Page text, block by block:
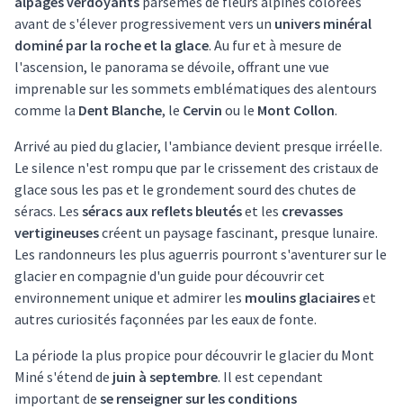
avant de s'élever progressivement vers un univers minéral
dominé par la roche et la glace. Au fur et à mesure de
l'ascension, le panorama se dévoile, offrant une vue
imprenable sur les sommets emblématiques des alentours
comme la Dent Blanche, le Cervin ou le Mont Collon.
Arrivé au pied du glacier, l'ambiance devient presque irréelle.
Le silence n'est rompu que par le crissement des cristaux de
glace sous les pas et le grondement sourd des chutes de
séracs. Les séracs aux reflets bleutéset les crevasses
vertigineusescréent un paysage fascinant, presque lunaire.
Les randonneurs les plus aguerris pourront s'aventurer sur le
glacier en compagnie d'un guide pour découvrir cet
environnement unique et admirer les moulins glaciaireset
autres curiosités façonnées par les eaux de fonte.
La période la plus propice pour découvrir le glacier du Mont
Miné s'étend de juin à septembre. Il est cependant
important de se renseigner sur les conditions